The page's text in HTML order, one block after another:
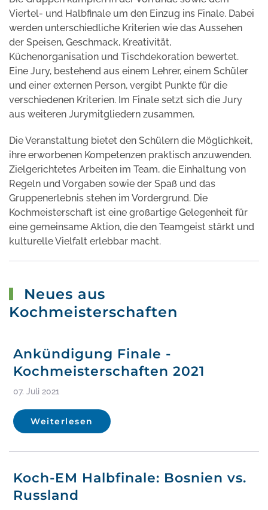
Viertel- und Halbfinale um den Einzug ins Finale. Dabei
werden unterschiedliche Kriterien wie das Aussehen
der Speisen, Geschmack, Kreativität,
Küchenorganisation und Tischdekoration bewertet.
Eine Jury, bestehend aus einem Lehrer, einem Schüler
und einer externen Person, vergibt Punkte für die
verschiedenen Kriterien. Im Finale setzt sich die Jury
aus weiteren Jurymitgliedern zusammen.
Die Veranstaltung bietet den Schülern die Möglichkeit,
ihre erworbenen Kompetenzen praktisch anzuwenden.
Zielgerichtetes Arbeiten im Team, die Einhaltung von
Regeln und Vorgaben sowie der Spaß und das
Gruppenerlebnis stehen im Vordergrund. Die
Kochmeisterschaft ist eine großartige Gelegenheit für
eine gemeinsame Aktion, die den Teamgeist stärkt und
kulturelle Vielfalt erlebbar macht.
Neues aus
Kochmeisterschaften
Ankündigung Finale -
Kochmeisterschaften 2021
07. Juli 2021
Weiterlesen
Koch-EM Halbfinale: Bosnien vs.
Russland